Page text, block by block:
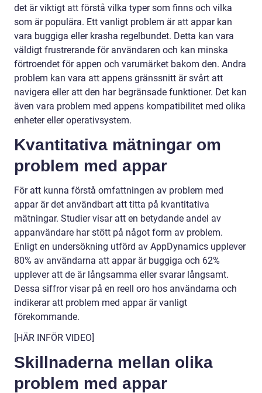
det är viktigt att förstå vilka typer som finns och vilka
som är populära. Ett vanligt problem är att appar kan
vara buggiga eller krasha regelbundet. Detta kan vara
väldigt frustrerande för användaren och kan minska
förtroendet för appen och varumärket bakom den. Andra
problem kan vara att appens gränssnitt är svårt att
navigera eller att den har begränsade funktioner. Det kan
även vara problem med appens kompatibilitet med olika
enheter eller operativsystem.
Kvantitativa mätningar om
problem med appar
För att kunna förstå omfattningen av problem med
appar är det användbart att titta på kvantitativa
mätningar. Studier visar att en betydande andel av
appanvändare har stött på något form av problem.
Enligt en undersökning utförd av AppDynamics upplever
80% av användarna att appar är buggiga och 62%
upplever att de är långsamma eller svarar långsamt.
Dessa siffror visar på en reell oro hos användarna och
indikerar att problem med appar är vanligt
förekommande.
[HÄR INFÖR VIDEO]
Skillnaderna mellan olika
problem med appar